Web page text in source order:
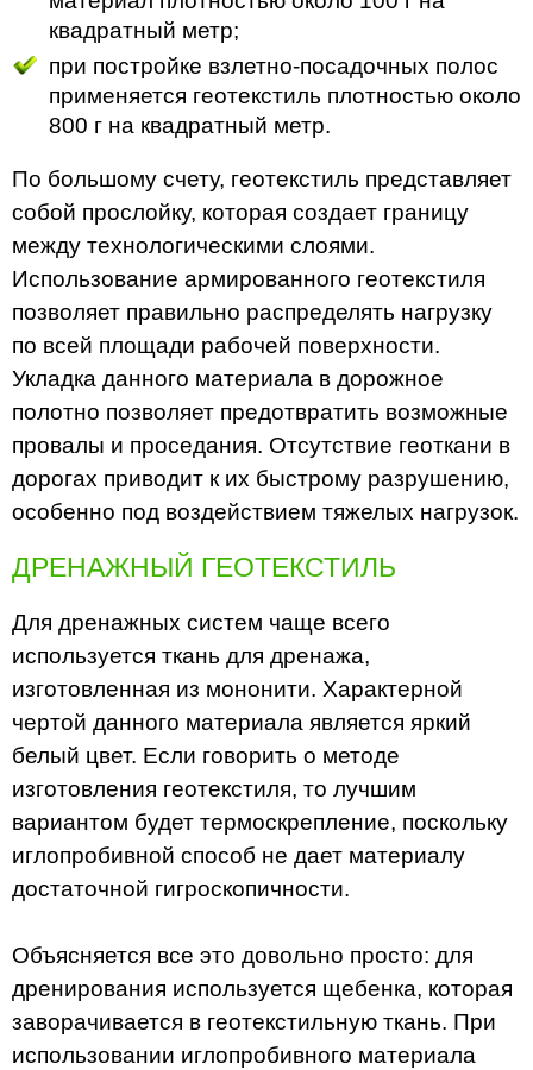
квадратный метр;
при постройке взлетно-посадочных полос
применяется геотекстиль плотностью около
800 г на квадратный метр.
По большому счету, геотекстиль представляет
собой прослойку, которая создает границу
между технологическими слоями.
Использование армированного геотекстиля
позволяет правильно распределять нагрузку
по всей площади рабочей поверхности.
Укладка данного материала в дорожное
полотно позволяет предотвратить возможные
провалы и проседания. Отсутствие геоткани в
дорогах приводит к их быстрому разрушению,
особенно под воздействием тяжелых нагрузок.
ДРЕНАЖНЫЙ ГЕОТЕКСТИЛЬ
Для дренажных систем чаще всего
используется ткань для дренажа,
изготовленная из мононити. Характерной
чертой данного материала является яркий
белый цвет. Если говорить о методе
изготовления геотекстиля, то лучшим
вариантом будет термоскрепление, поскольку
иглопробивной способ не дает материалу
достаточной гигроскопичности.
Объясняется все это довольно просто: для
дренирования используется щебенка, которая
заворачивается в геотекстильную ткань. При
использовании иглопробивного материала